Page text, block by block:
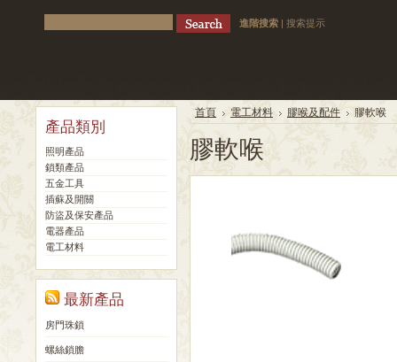
進階搜索 | 搜索提示
產品類別
照明產品
鎖類產品
五金工具
插蘇及開關
防盜及保安產品
電器產品
電工材料
最新產品
房門珠鎖
螺絲鎖膽
首頁 電工材料 膠喉及配件 膠軟喉
膠軟喉